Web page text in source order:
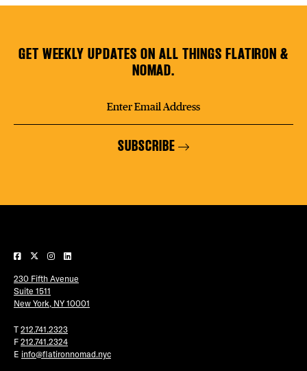
GET WEEKLY UPDATES ON ALL THINGS FLATIRON &
NOMAD.
SUBSCRIBE
230 Fifth Avenue
Suite 1511
New York, NY 10001
T 212.741.2323
F 212.741.2324
E info@flatironnomad.nyc